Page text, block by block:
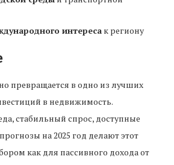
интереса к региону
превращается в одно из лучших
в недвижимость.
стабильный спрос, доступные
на 2025 год делают этот
как для пассивного дохода от